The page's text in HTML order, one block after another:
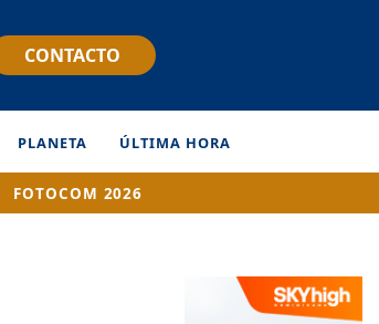
CONTACTO
PLANETA ÚLTIMA HORA
FOTOCOM 2026